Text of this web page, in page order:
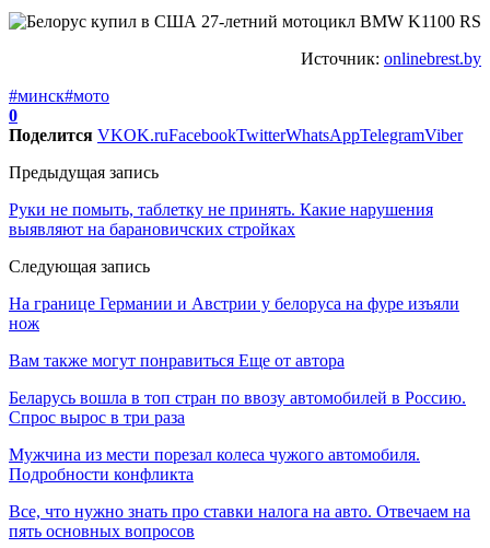
Источник: onlinebrest.by
#минск#мото
0
Поделится VKOK.ruFacebookTwitterWhatsAppTelegramViber
Предыдущая запись
Руки не помыть, таблетку не принять. Какие нарушения
выявляют на барановичских стройках
Следующая запись
На границе Германии и Австрии у белоруса на фуре изъяли
нож
Вам также могут понравиться Еще от автора
Беларусь вошла в топ стран по ввозу автомобилей в Россию.
Спрос вырос в три раза
Мужчина из мести порезал колеса чужого автомобиля.
Подробности конфликта
Все, что нужно знать про ставки налога на авто. Отвечаем на
пять основных вопросов